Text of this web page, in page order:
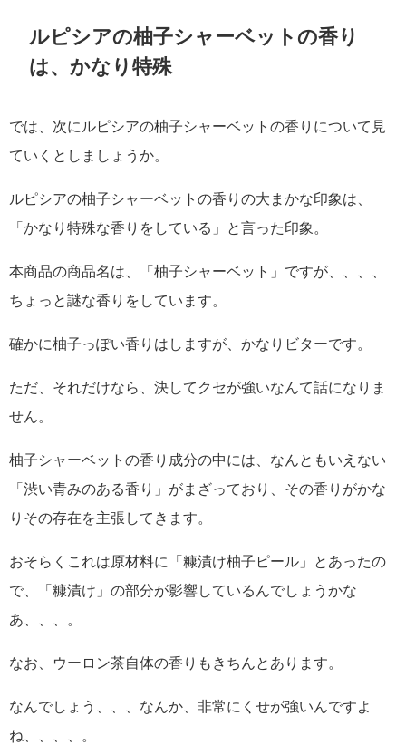
ルピシアの柚子シャーベットの香り
は、かなり特殊
では、次にルピシアの柚子シャーベットの香りについて見
ていくとしましょうか。
ルピシアの柚子シャーベットの香りの大まかな印象は、
「かなり特殊な香りをしている」と言った印象。
本商品の商品名は、「柚子シャーベット」ですが、、、、
ちょっと謎な香りをしています。
確かに柚子っぽい香りはしますが、かなりビターです。
ただ、それだけなら、決してクセが強いなんて話になりま
せん。
柚子シャーベットの香り成分の中には、なんともいえない
「渋い青みのある香り」がまざっており、その香りがかな
りその存在を主張してきます。
おそらくこれは原材料に「糠漬け柚子ピール」とあったの
で、「糠漬け」の部分が影響しているんでしょうかな
あ、、、。
なお、ウーロン茶自体の香りもきちんとあります。
なんでしょう、、、なんか、非常にくせが強いんですよ
ね、、、、。